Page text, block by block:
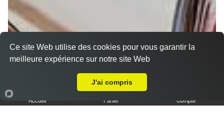
Accueil Panier Compte
Ce site Web utilise des cookies pour vous garantir la
meilleure expérience sur notre site Web
J'ai compris